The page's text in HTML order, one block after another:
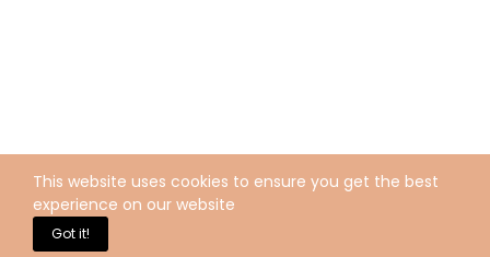
This website uses cookies to ensure you get the best
experience on our website
Got it!